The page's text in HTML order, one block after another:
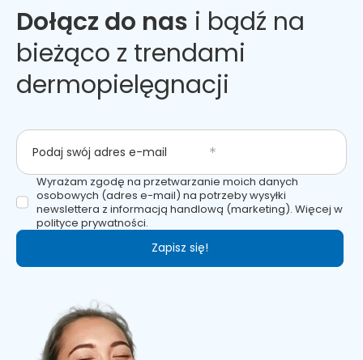
Dołącz do nas i bądź na
bieżąco z trendami
dermopielęgnacji
Podaj swój adres e-mail
Wyrażam zgodę na przetwarzanie moich danych
osobowych (adres e-mail) na potrzeby wysyłki
newslettera z informacją handlową (marketing). Więcej w
polityce prywatności.
Zapisz się!